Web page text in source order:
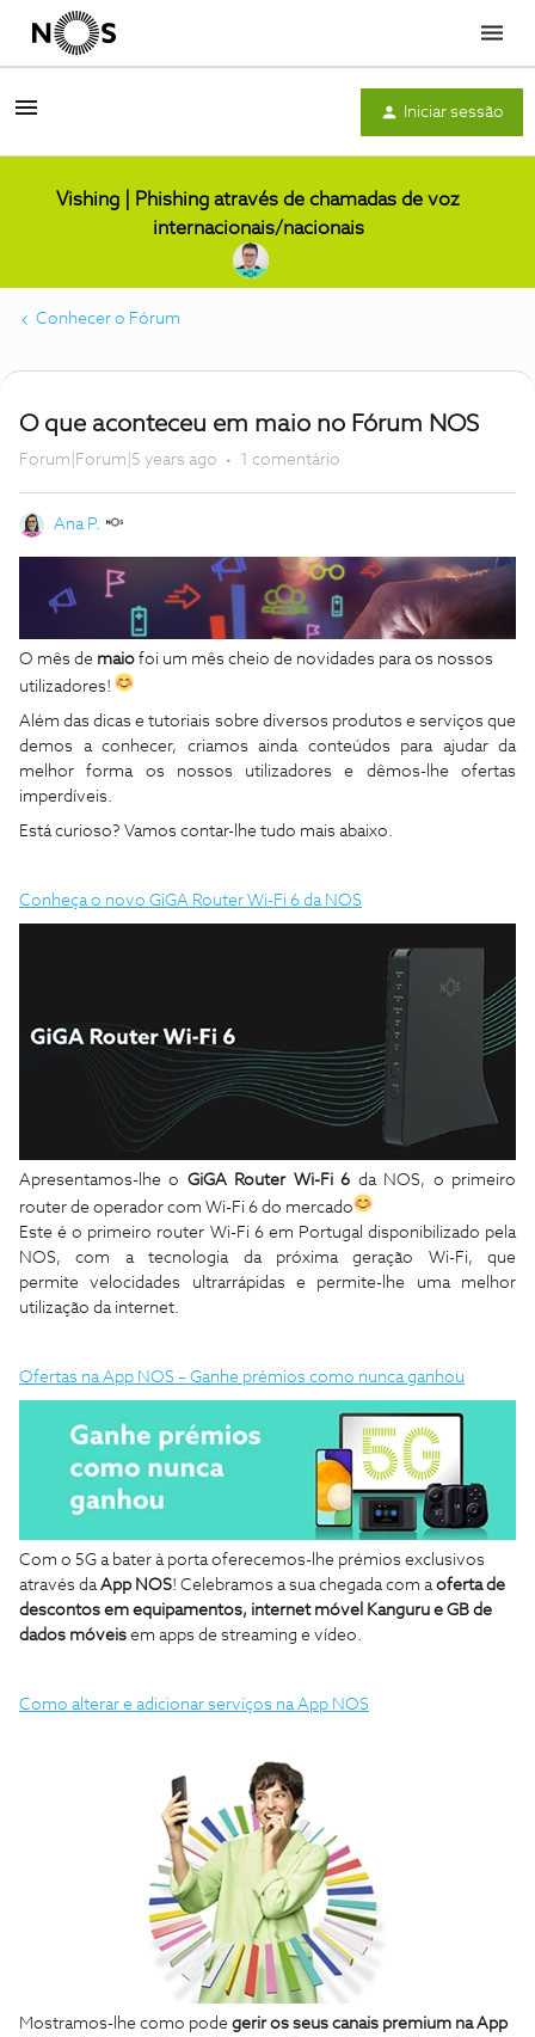
Menu
Iniciar sessão
Vishing | Phishing através de chamadas de voz
internacionais/nacionais
Conhecer o Fórum
O que aconteceu em maio no Fórum NOS
Forum|Forum|5 years ago 1 comentário
Ana P.
O mês de maio foi um mês cheio de novidades para os nossos
utilizadores!
Além das dicas e tutoriais sobre diversos produtos e serviços que
demos a conhecer, criamos ainda conteúdos para ajudar da
melhor forma os nossos utilizadores e dêmos-lhe ofertas
imperdíveis.
Está curioso? Vamos contar-lhe tudo mais abaixo.
Conheça o novo GiGA Router Wi-Fi 6 da NOS
Apresentamos-lhe o GiGA Router Wi-Fi 6 da NOS, o primeiro
router de operador com Wi-Fi 6 do mercado
Este é o primeiro router Wi-Fi 6 em Portugal disponibilizado pela
NOS, com a tecnologia da próxima geração Wi-Fi, que
permite velocidades ultrarrápidas e permite-lhe uma melhor
utilização da internet.
Ofertas na App NOS – Ganhe prémios como nunca ganhou
Com o 5G a bater à porta oferecemos-lhe prémios exclusivos
através daApp NOS! Celebramos a sua chegada com aoferta de
descontos em equipamentos, internet móvel Kanguru e GB de
dados móveis em apps de streaming e vídeo.
Como alterar e adicionar serviços na App NOS
Mostramos-lhe como pode gerir os seus canais premium na App